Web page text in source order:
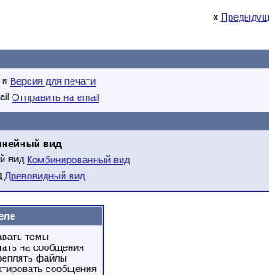
«
Версия для печати
Отправить на email
вид
Комбинированный вид
Древовидный вид
темы
на сообщения
файлы
сообщения